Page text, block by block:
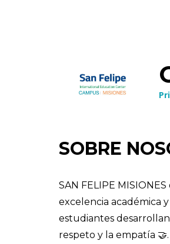
SOBRE
SAN FELIPE
excelencia académica
estudiantes desarrollan
respeto y la empatía